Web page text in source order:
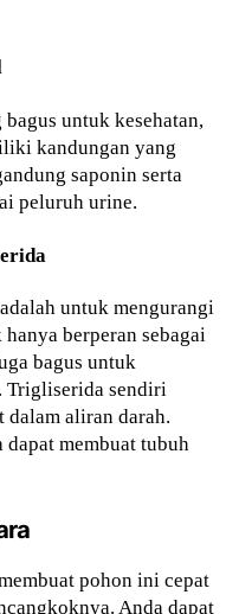
untuk kesehatan,
kandungan yang
saponin serta
peluruh urine.
untuk mengurangi
berperan sebagai
bagus untuk
Trigliserida sendiri
dalam aliran darah.
dapat membuat tubuh
pohon ini cepat
Anda dapat